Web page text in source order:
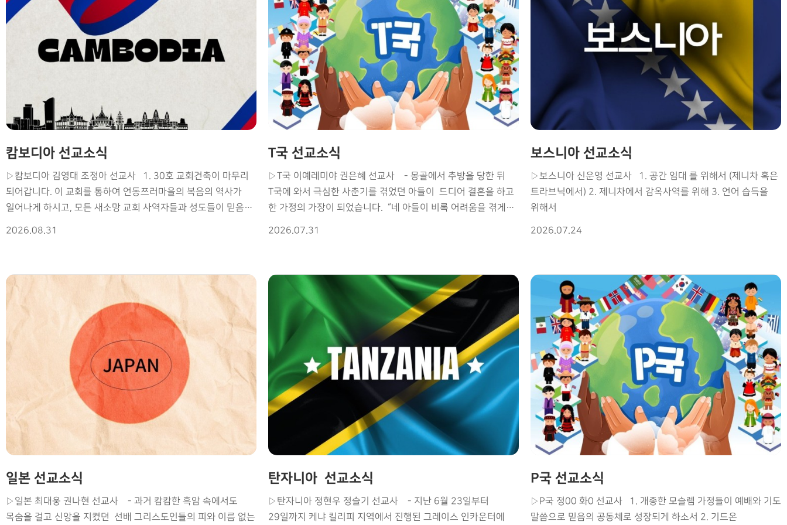
캄보디아 선교소식
▷캄보디아 김영대 조정아 선교사 1. 30호 교회건축이 마무리
되어갑니다. 이 교회를 통하여 언동쯔러마을의 복음의 역사가
일어나게 하시고, 모든 새소망 교회 사역자들과 성도들이 믿음의
참여하는 모든 이들이 영적 지도자로 성장하게 하옵소서 4.
올네이션 학교에 13일~17일까지 영어캠프가 있습니다. 모든
학생들이 실력과 믿음이 성장하게 하소서. 5. 캄보디아에
남반구 독감이 확산되고 있습니다. 질병으로 고통받는 모든
이들을 불쌍히 여기시고 속히 회복되게 하소서 6. 김영대
조정아(성훈, 성빈) 선교사 가정이 날마다 하나님의 마음을
느끼며, 하나님 손에 붙들려 세계 선교에 쓰임받는 가정 되게
하소서. 7. 동역하는 모든 교회와 성도님에게 세미한 음성으로
날마다 위로하시고, 축복하셔서 함께 세계 선교 마무리를 하게
하옵소서.
2026.08.31
T국 선교소식
▷T국 이예레미야 권은혜 선교사 - 몽골에서 추방을 당한 뒤
T국에 와서 극심한 사춘기를 겪었던 아들이 드디어 결혼을 하고
한 가정의 가장이 되었습니다. “네 아들이 비록 어려움을 겪게
앞으로 신학대학원에서 공부하고 선교사가 되기를 소망하는
아들 부부를 위해 기도를 부탁드립니다. - 7명의 몽골인
선교사들과 4명의 선교사 자녀들이 T국에서 T국인을 대상으로
복음 전파와 교회 개척사역을 하고 있습니다. 1990년 닫혔던
몽골 복음의 문이 열린 후 몽골 땅에 놀라운 변화가
시작되었습니다. 그리고 오늘 그 은혜를 입은 몽골인들이 T국을
위해 자신의 삶을 드리고 있습니다. 하지만 안타깝게도 아직
재정적 자립도가 낮은 몽골 교회는 파송한 선교사들을 온전히
지원하는데 현실적인 어려움을 겪고 있습니다. 몽골
교회가 선교자립을 이룰 때까지 몽골인 선교사들이 사역을
중단하지 않도록 기도와 후원을 부탁드립니다. - 우리는
그 중 58명이 복음을 끝까지 들었고, 8명이 예수님을 구주로
위구르인을 제외한 T국인의 수는 6명입니다. 이들 중 한 명은
2026.07.31
보스니아 선교소식
▷보스니아 신운영 선교사 1. 공간 임대 를 위해서 (제니차 혹은
트라브닉에서) 2. 제니차에서 감옥사역를 위해 3. 언어 습득을
위해서
2026.07.24
일본 선교소식
▷일본 최대웅 권나현 선교사 - 과거 캄캄한 흑암 속에서도
목숨을 걸고 신앙을 지켰던 선배 그리스도인들의 피와 이름 없는
탄자니아 선교소식
▷탄자니아 정현우 정슬기 선교사 - 지난 6월 23일부터
29일까지 케냐 킬리피 지역에서 진행된 그레이스 인카운터에
P국 선교소식
▷P국 정00 화0 선교사 1. 개종한 모슬렘 가정들이 예배와 기도
말씀으로 믿음의 공동체로 성장되게 하소서 2. 기드온